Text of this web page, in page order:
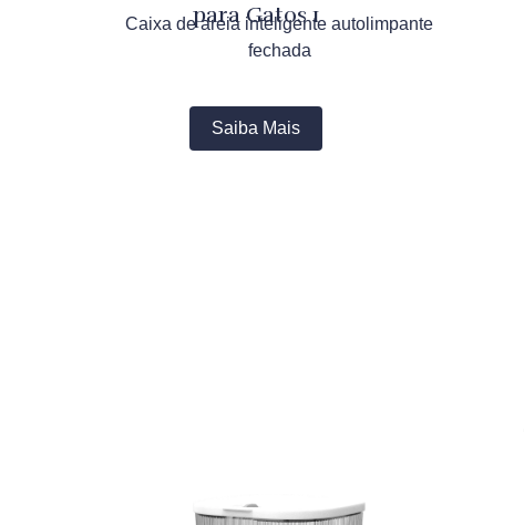
para Gatos 1
Caixa de areia inteligente autolimpante
fechada
Saiba Mais